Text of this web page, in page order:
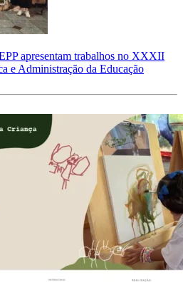
apresentam trabalhos no XXXII
e Administração da Educação